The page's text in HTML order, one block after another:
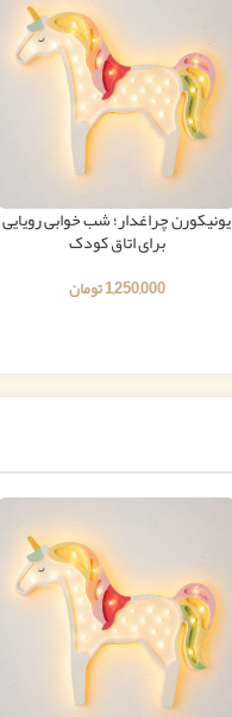
یونیکورن چراغدار؛ شب خوابی رویایی
برای اتاق کودک
1,250,000تومان